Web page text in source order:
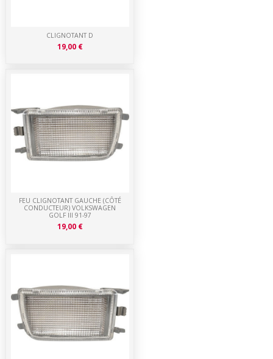
FEU CLIGNOTANT GAUCHE (CÔTÉ
CONDUCTEUR) VOLKSWAGEN
GOLF III 91-97
19,00 €
CLIGNOTANT D
19,00 €